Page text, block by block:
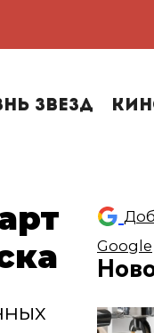
звезд
Google